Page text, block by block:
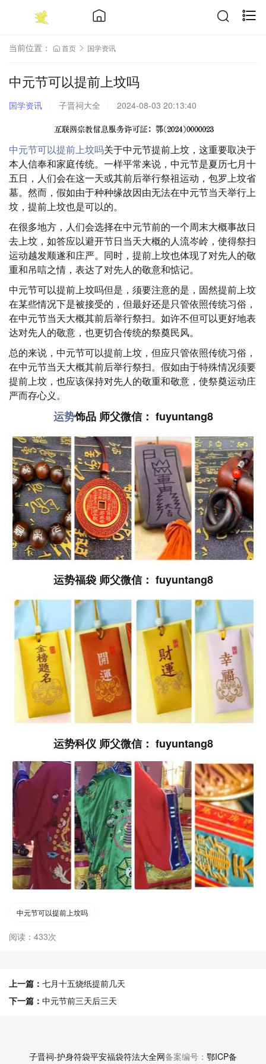
当前位置： 首页 国学资讯
中元节可以提前上坟吗
国学资讯 子晋祠大全 2024-08-03 20:13:40
中元节可以提前上坟吗关于中元节提前上坟，这重要取决于
本人信奉和家庭传统。一样平常来说，中元节是夏历七月十
五日，人们会在这一天或其前后举行祭祖运动，包罗上坟省
墓。然而，假如由于种种缘故因由无法在中元节当天举行上
坟，提前上坟也是可以的。
在很多地方，人们会选择在中元节前的一个周末大概事故日
去上坟，如答应以避开节日当天大概的人流岑岭，使得祭扫
运动越发顺遂和庄严。同时，提前上坟也体现了对先人的敬
重和吊唁之情，表达了对先人的敬意和惦记。
中元节可以提前上坟吗但是，须要注意的是，固然提前上坟
在某些情况下是被接受的，但最好还是只管依照传统习俗，
在中元节当天大概其前后举行祭扫。如许不但可以更好地表
达对先人的敬意，也更切合传统的祭奠民风。
总的来说，中元节可以提前上坟，但应只管依照传统习俗，
在中元节当天大概其前后举行祭扫。假如由于特殊情况须要
提前上坟，也应该保持对先人的敬重和敬意，使祭奠运动庄
严而存心义。
运势饰品 师父微信： fuyuntang8
运势福袋 师父微信： fuyuntang8
运势科仪 师父微信： fuyuntang8
中元节可以提前上坟吗
阅读：433次
上一篇： 七月十五烧纸提前几天
下一篇： 中元节前三天后三天
子晋祠-护身符袋平安福袋符法大全网备案编号： 鄂ICP备